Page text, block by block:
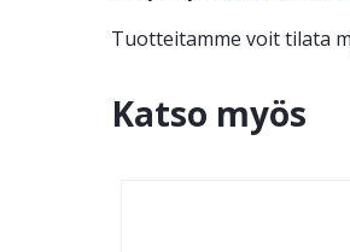
Tuotteitamme voit tilata
Katso myös